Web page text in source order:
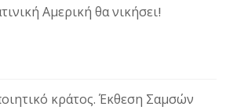
Αμερική θα νικήσει!
κράτος. Έκθεση Σαμσών